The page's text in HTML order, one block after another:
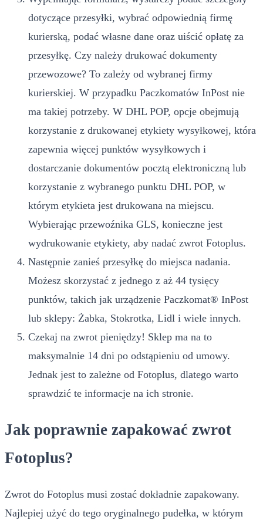
dotyczące przesyłki, wybrać odpowiednią firmę
kurierską, podać własne dane oraz uiścić opłatę za
przesyłkę. Czy należy drukować dokumenty
przewozowe? To zależy od wybranej firmy
kurierskiej. W przypadku Paczkomatów InPost nie
ma takiej potrzeby. W DHL POP, opcje obejmują
korzystanie z drukowanej etykiety wysyłkowej, która
zapewnia więcej punktów wysyłkowych i
dostarczanie dokumentów pocztą elektroniczną lub
korzystanie z wybranego punktu DHL POP, w
którym etykieta jest drukowana na miejscu.
Wybierając przewoźnika GLS, konieczne jest
wydrukowanie etykiety, aby nadać zwrot Fotoplus.
Następnie zanieś przesyłkę do miejsca nadania.
Możesz skorzystać z jednego z aż 44 tysięcy
punktów, takich jak urządzenie Paczkomat® InPost
lub sklepy: Żabka, Stokrotka, Lidl i wiele innych.
Czekaj na zwrot pieniędzy! Sklep ma na to
maksymalnie 14 dni po odstąpieniu od umowy.
Jednak jest to zależne od Fotoplus, dlatego warto
sprawdzić te informacje na ich stronie.
Jak poprawnie zapakować zwrot
Fotoplus?
Zwrot do Fotoplus musi zostać dokładnie zapakowany.
Najlepiej użyć do tego oryginalnego pudełka, w którym